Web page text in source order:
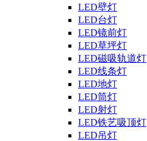
LED壁灯
LED台灯
LED镜前灯
LED草坪灯
LED磁吸轨道灯
LED线条灯
LED地灯
LED筒灯
LED射灯
LED铁艺吸顶灯
LED吊灯